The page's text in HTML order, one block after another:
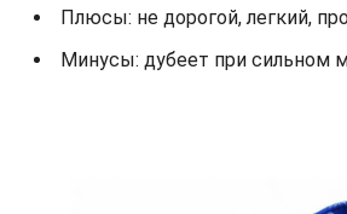
Плюсы: не дорогой, легкий,
Минусы: дубеет при сильном